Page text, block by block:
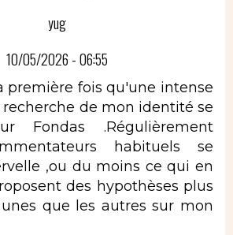
yug
10/05/2026 - 06:55
première fois qu'une intense
de mon identité se
Fondas .Régulièrement
habituels se
,ou du moins ce qui en
des hypothèses plus
que les autres sur mon